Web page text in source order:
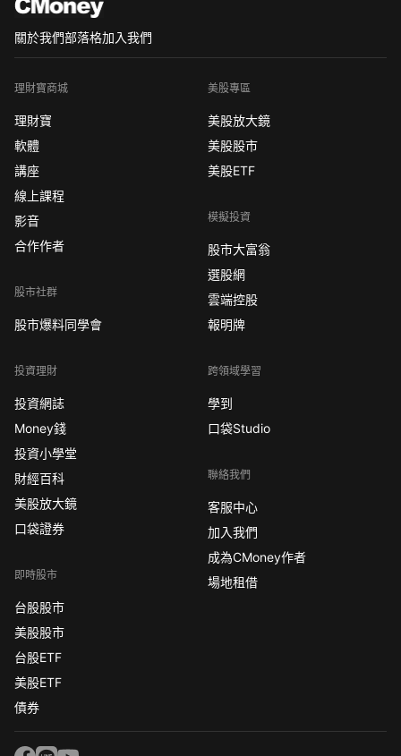
關於我們部落格加入我們
理財寶商城
理財寶
軟體
講座
線上課程
影音
合作作者
股市社群
股市爆料同學會
投資理財
投資網誌
Money錢
投資小學堂
財經百科
美股放大鏡
口袋證券
即時股市
台股股市
美股股市
台股ETF
美股ETF
債券
美股專區
美股放大鏡
美股股市
美股ETF
模擬投資
股市大富翁
選股網
雲端控股
報明牌
跨領域學習
學到
口袋Studio
聯絡我們
客服中心
加入我們
成為CMoney作者
場地租借